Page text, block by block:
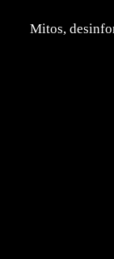
Mitos,